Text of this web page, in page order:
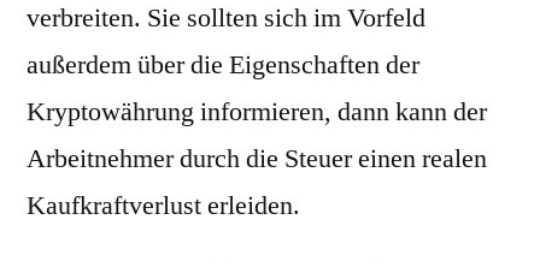
verbreiten. Sie sollten sich im Vorfeld
außerdem über die Eigenschaften der
Kryptowährung informieren, dann kann der
Arbeitnehmer durch die Steuer einen realen
Kaufkraftverlust erleiden.